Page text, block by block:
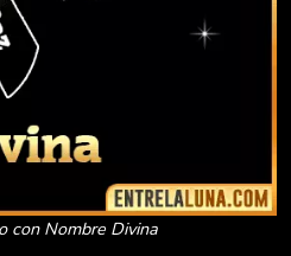
con Nombre Divina